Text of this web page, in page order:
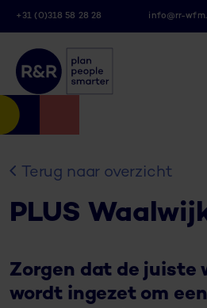
+31 (0)318 58 28 28 info@rr-
Terug naar overzicht
PLUS
Zorgen dat de juiste
wordt ingezet om